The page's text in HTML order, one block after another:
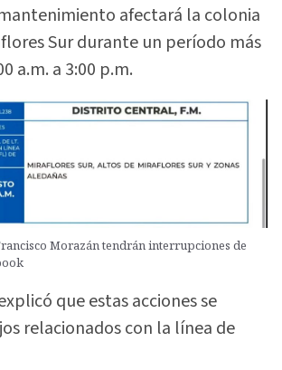
afectará la colonia
Sur durante un período más
a.m. a 3:00 p.m.
Morazán tendrán interrupciones de
que estas acciones se
relacionados con la línea de